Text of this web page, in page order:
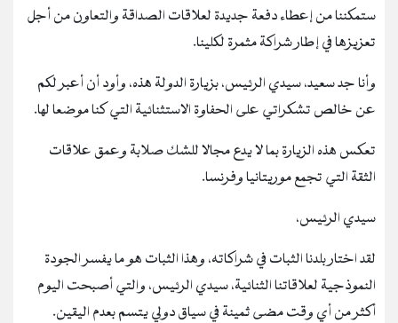
ستمكننا من إعطاء دفعة جديدة لعلاقات الصداقة والتعاون من أجل
تعزيزها في إطار شراكة مثمرة لكلينا.
وأنا جد سعيد، سيدي الرئيس، بزيارة الدولة هذه، وأود أن أعبر لكم
عن خالص تشكراتي على الحفاوة الاستثنائية التي كنا موضعا لها.
تعكس هذه الزيارة بما لا يدع مجالا للشك صلابة وعمق علاقات
الثقة التي تجمع موريتانيا وفرنسا.
سيدي الرئيس،
لقد اختار بلدنا الثبات في شراكاته، وهذا الثبات هو ما يفسر الجودة
النموذجية لعلاقاتنا الثنائية، سيدي الرئيس، والتي أصبحت اليوم
أكثر من أي وقت مضى ثمينة في سياق دولي يتسم بعدم اليقين.